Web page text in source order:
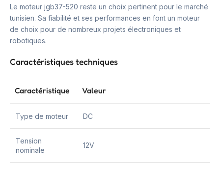
Le moteur jgb37-520 reste un choix pertinent pour le marché
tunisien. Sa fiabilité et ses performances en font un moteur
de choix pour de nombreux projets électroniques et
robotiques.
Caractéristiques techniques
Caractéristique Valeur
Type de moteur DC
Tension
nominale
12V